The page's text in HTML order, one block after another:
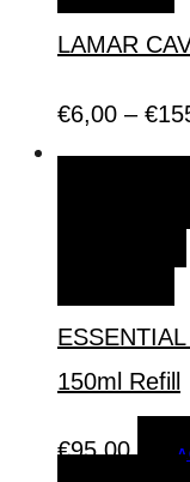
LAMAR
€6,00 – €
150ml Refill
€95,00